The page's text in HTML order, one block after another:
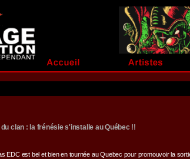
clan : la frénésie s'installe au Québec !!
EDC est bel et bien en tournée au Quebec pour promouvoir la